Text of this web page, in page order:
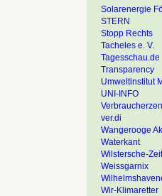
Solarenergie
STERN
Stopp Rechts
Tacheles e. V.
Tagesschau.de
Transparency
Umweltinstitut
UNI-INFO
ver.di
Wangerooge
Waterkant
Wilstersche-
Weissgarnix
Wir-Klimaretter